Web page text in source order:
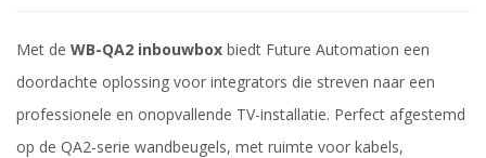
Met de WB-QA2 inbouwbox biedt Future Automation een
doordachte oplossing voor integrators die streven naar een
professionele en onopvallende TV-installatie. Perfect afgestemd
op de QA2-serie wandbeugels, met ruimte voor kabels,